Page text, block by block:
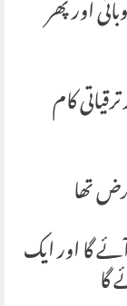
اور پھر
کام
تھا
گا اور ایک